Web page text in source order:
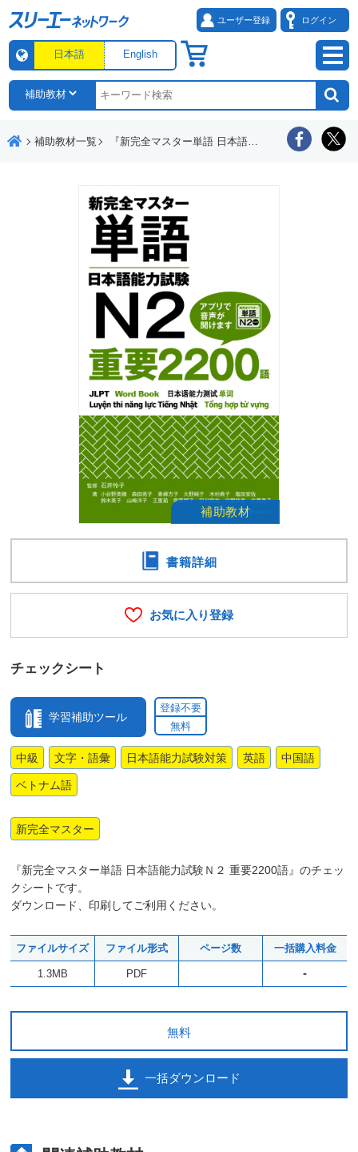
ユーザー登録 ログイン
日本語 English
補助教材一覧 『新完全マスター単語 日本語能力試験Ｎ２ 重要２２００語』チェックシート
チェックシート
学習補助ツール
登録不要
無料
中級 文字・語彙 日本語能力試験対策 英語 中国語
ベトナム語
新完全マスター
『新完全マスター単語 日本語能力試験Ｎ２ 重要2200語』のチェッ
クシートです。
ダウンロード、印刷してご利用ください。
ファイルサイズ ファイル形式 ページ数 一括購入料金
1.3MB PDF -
無料
一括ダウンロード
書籍詳細
お気に入り登録